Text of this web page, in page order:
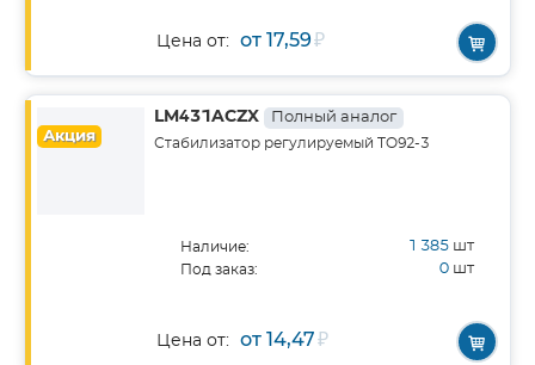
Цена от: от 17,59₽
Акция
LM431ACZX Полный аналог
Стабилизатор регулируемый TO92-3
Наличие: 1 385 шт
Под заказ: 0 шт
Цена от: от 14,47₽